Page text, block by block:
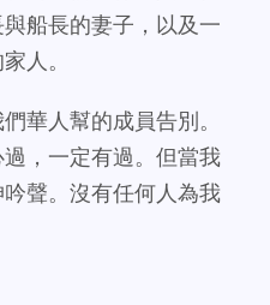
船長的妻子，以及一
人。
華人幫的成員告別。
，一定有過。但當我
聲。沒有任何人為我